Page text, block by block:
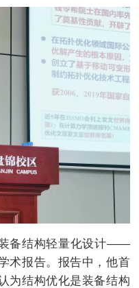
备结构轻量化设计——
术报告。报告中，他首
为结构优化是装备结构